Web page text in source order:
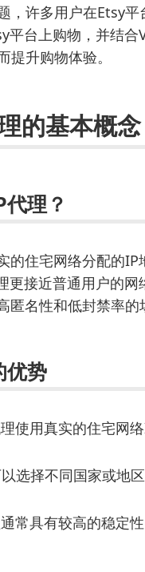
，许多用户在Etsy
平台上购物，并结
升购物体验。
的基本概念
理？
的住宅网络分配的
更接近普通用户的
匿名性和低封禁率的
优势
理使用真实的住宅网
以选择不同国家或地
常具有较高的稳定